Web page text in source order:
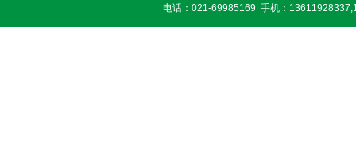
电话：021-69985169 手机：